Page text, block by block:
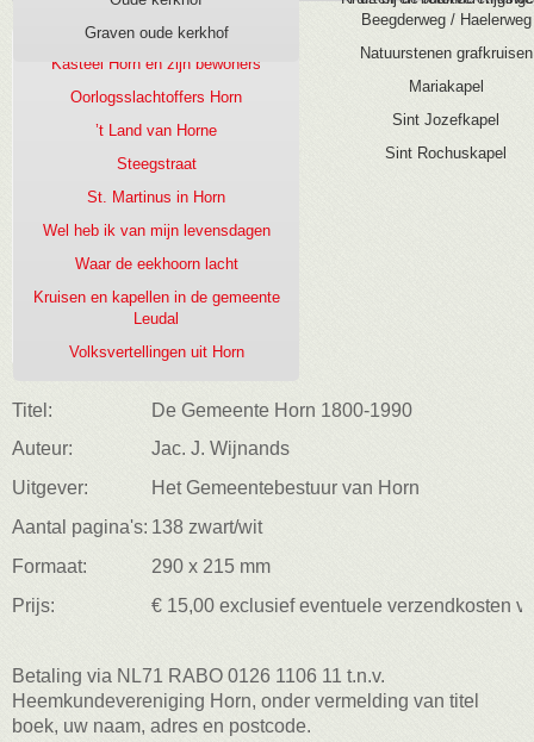
Kasteel Horn, burcht aan de Maas
Kasteel Horn en zijn bewoners
Oorlogsslachtoffers Horn
’t Land van Horne
Steegstraat
St. Martinus in Horn
Wel heb ik van mijn levensdagen
Waar de eekhoorn lacht
Kruisen en kapellen in de gemeente
Leudal
Volksvertellingen uit Horn
Beegderweg / Haelerweg
Natuurstenen grafkruisen
Mariakapel
Sint Jozefkapel
Sint Rochuskapel
Graven oude kerkhof
Titel:
De Gemeente Horn 1800-1990
Auteur:
Jac. J. Wijnands
Uitgever:
Het Gemeentebestuur van Horn
Aantal pagina's: 138 zwart/wit
Formaat:
290 x 215 mm
Prijs:
€ 15,00 exclusief eventuele verzendkosten
Betaling via NL71 RABO 0126 1106 11 t.n.v.
Heemkundevereniging Horn, onder vermelding van titel
boek, uw naam, adres en postcode.